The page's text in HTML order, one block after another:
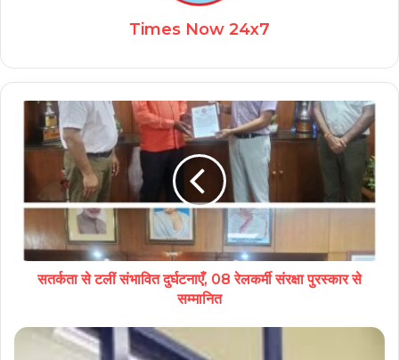
Times Now 24x7
सतर्कता से टलीं संभावित दुर्घटनाएँ, 08 रेलकर्मी संरक्षा पुरस्कार से
सम्मानित